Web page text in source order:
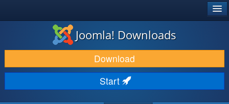
DOWNLOAD & UDVID
OPDAG & LÆR
FÆLLESSKABET & SUPPORT
Joomla! Downloads
Download
Start